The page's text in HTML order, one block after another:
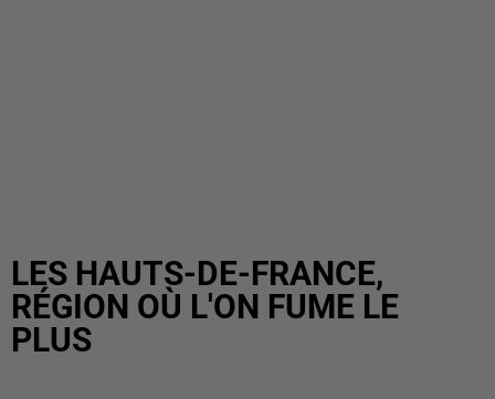
LES HAUTS-DE-FRANCE,
RÉGION OÙ L'ON FUME LE
PLUS